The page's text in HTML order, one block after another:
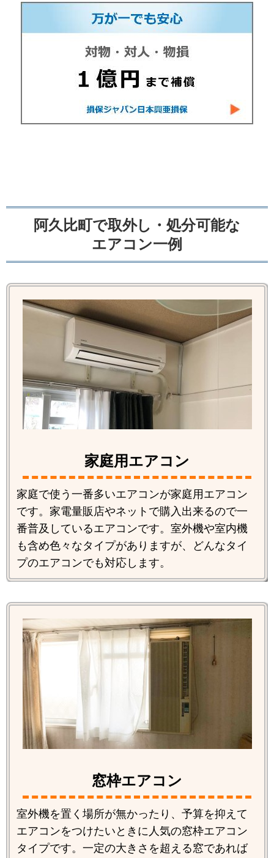
阿久比町で取外し・処分可能な
エアコン一例
家庭用エアコン
家庭で使う一番多いエアコンが家庭用エアコン
です。家電量販店やネットで購入出来るので一
番普及しているエアコンです。室外機や室内機
も含め色々なタイプがありますが、どんなタイ
プのエアコンでも対応します。
窓枠エアコン
室外機を置く場所が無かったり、予算を抑えて
エアコンをつけたいときに人気の窓枠エアコン
タイプです。一定の大きさを超える窓であれば